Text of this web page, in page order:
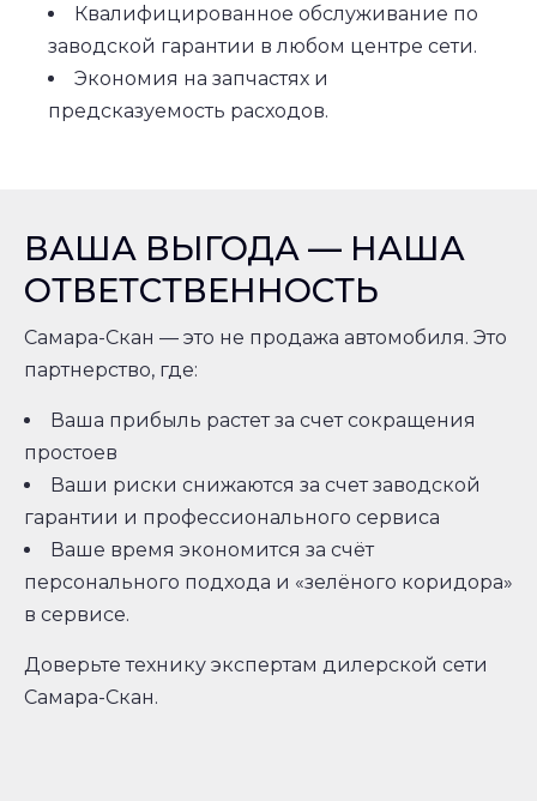
Квалифицированное обслуживание по
заводской гарантии в любом центре сети.
Экономия на запчастях и
предсказуемость расходов.
ВАША ВЫГОДА — НАША
ОТВЕТСТВЕННОСТЬ
Самара-Скан — это не продажа автомобиля. Это
партнерство, где:
Ваша прибыль растет за счет сокращения
простоев
Ваши риски снижаются за счет заводской
гарантии и профессионального сервиса
Ваше время экономится за счёт
персонального подхода и «зелёного коридора»
в сервисе.
Доверьте технику экспертам дилерской сети
Самара-Скан.